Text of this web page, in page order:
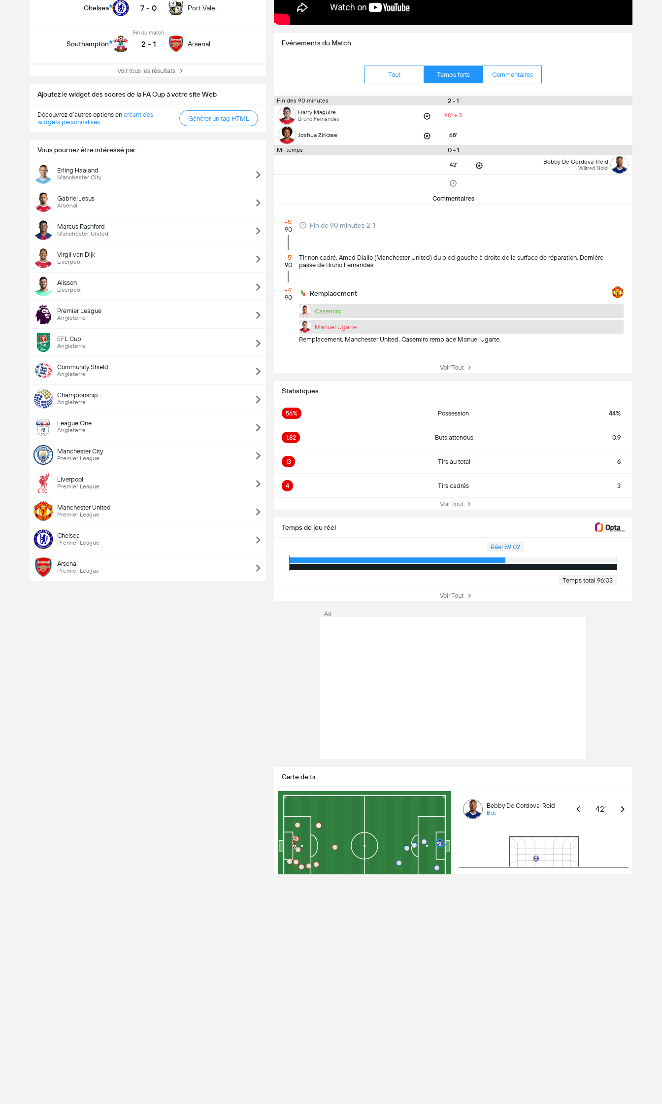
Chelsea 7 - 0 Port Vale
Southampton
Fin du match
2 - 1 Arsenal
Voir tous les résultats
Ajoutez le widget des scores de la FA Cup à votre site Web
Découvrez d’autres options en créant des
widgets personnalisés
Générer un tag HTML
Vous pourriez être intéressé par
Erling Haaland
Manchester City
Gabriel Jesus
Arsenal
Marcus Rashford
Manchester United
Virgil van Dijk
Liverpool
Alisson
Liverpool
Premier League
Angleterre
EFL Cup
Angleterre
Community Shield
Angleterre
Championship
Angleterre
League One
Angleterre
Manchester City
Premier League
Liverpool
Premier League
Manchester United
Premier League
Chelsea
Premier League
Arsenal
Premier League
Evénements du Match
Tout Temps forts Commentaires
Fin des 90 minutes 2 - 1
Harry Maguire
Bruno Fernandes 90' + 3
Joshua Zirkzee 68'
Mi-temps 0 - 1
42' Bobby De Cordova-Reid
Wilfred Ndidi
Commentaires
+5'
90
Fin de 90 minutes 2-1
+5'
90
Tir non cadré. Amad Diallo (Manchester United) du pied gauche à droite de la surface de réparation. Dernière
passe de Bruno Fernandes.
+4'
90
Remplacement
Casemiro
Manuel Ugarte
Remplacement, Manchester United. Casemiro remplace Manuel Ugarte.
Voir Tout
Statistiques
56% Possession 44%
1.82 Buts attendus 0.9
13 Tirs au total 6
4 Tirs cadrés 3
Voir Tout
Temps de jeu réel
Réel 59:02
Temps total 96:03
Voir Tout
Carte de tir
Bobby De Cordova-Reid
But 42'
Ad